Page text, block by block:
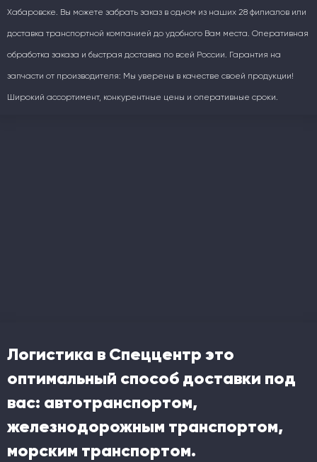
Хабаровске. Вы можете забрать заказ в одном из наших 28 филиалов или
доставка транспортной компанией до удобного Вам места. Оперативная
обработка заказа и быстрая доставка по всей России. Гарантия на
запчасти от производителя: Мы уверены в качестве своей продукции!
Широкий ассортимент, конкурентные цены и оперативные сроки.
Логистика в Спеццентр это
оптимальный способ доставки под
вас: автотранспортом,
железнодорожным транспортом,
морским транспортом.